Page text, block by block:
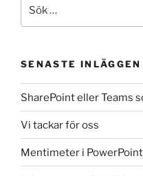
efter:
SENASTE INLÄGGEN
SharePoint eller Teams
Vi tackar för oss
Mentimeter i PowerPoint